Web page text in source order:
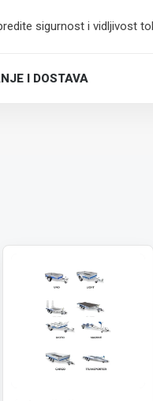
sigurnost i vidljivost
I DOSTAVA